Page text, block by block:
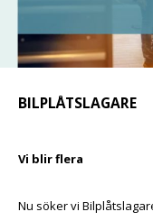
BILPLÅTSLAGARE
Vi blir flera
Nu söker vi